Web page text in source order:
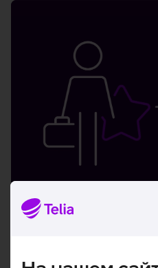
Пользуйтесь